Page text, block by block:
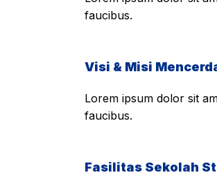
faucibus.
Visi & Misi
Lorem ipsum dolor sit
faucibus.
Fasilitas Sekolah